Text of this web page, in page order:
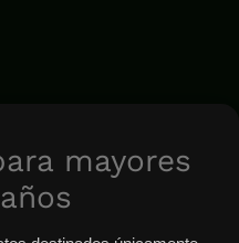
mayores